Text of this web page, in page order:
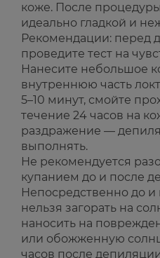
коже. После
идеально гладкой и
Рекомендации: перед
проведите тест на
Нанесите небольшое
внутреннюю часть
5–10 минут, смойте
течение 24 часов на
раздражение —
выполнять.
Не рекомендуется
купанием до и после
Непосредственно до
нельзя загорать на
наносить на
или обожженную
часов после